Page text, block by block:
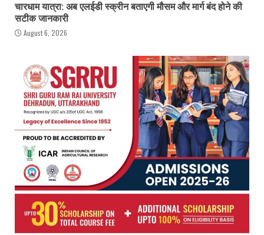
चारधाम यात्रा: अब एलईडी स्क्रीन बताएगी मौसम और मार्ग बंद होने की
सटीक जानकारी
August 6, 2026